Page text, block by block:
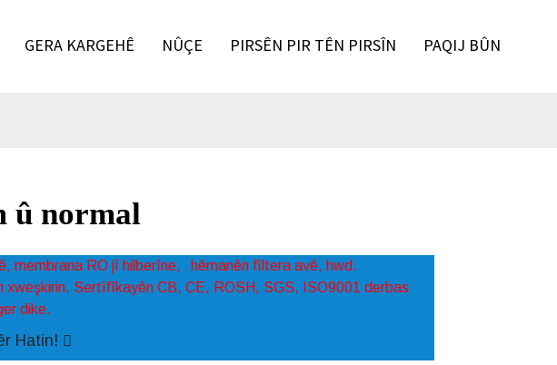
GERA KARGEHÊ NÛÇE PIRSÊN PIR TÊN PIRSÎN PAQIJ BÛN
û normal
membrana RO jî hilberîne,
hêmanên fîltera avê, hwd.
xweşkirin. Sertîfîkayên CB, CE, ROSH, SGS, ISO9001 derbas
dike.
Hatin!